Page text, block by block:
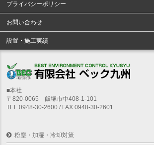
プライバシーポリシー
お問い合わせ
設置・施工実績
■本社
〒820-0065 飯塚市中408-1-101
TEL 0948-30-2600 / FAX 0948-30-2601
粉塵・加湿・冷却対策